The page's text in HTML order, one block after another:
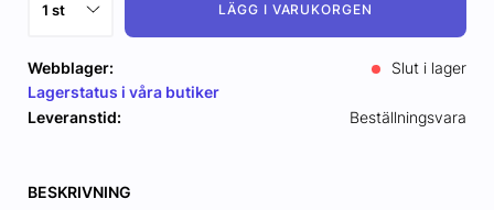
LÄGG I VARUKORGEN
Webblager:
Slut i lager
Lagerstatus i våra butiker
Leveranstid:
Beställningsvara
BESKRIVNING